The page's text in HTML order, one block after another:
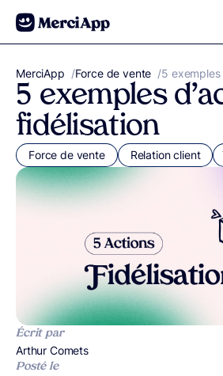
Aller au contenu
MerciApp correcteur orthographe
/Force de vente /5 exemples
5 exemples
fidélisation
Force de vente Relation client
Écrit par
Publié par
Arthur Comets
Posté le